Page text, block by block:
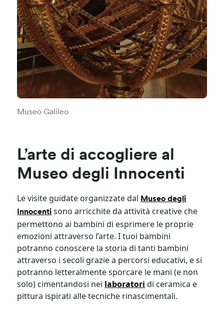
Museo Galileo
L’arte di accogliere al
Museo degli Innocenti
Le visite guidate organizzate dal Museo degli
Innocenti sono arricchite da attività creative che
permettono ai bambini di esprimere le proprie
emozioni attraverso l’arte. I tuoi bambini
potranno conoscere la storia di tanti bambini
attraverso i secoli grazie a percorsi educativi, e si
potranno letteralmente sporcare le mani (e non
solo) cimentandosi nei laboratori di ceramica e
pittura ispirati alle tecniche rinascimentali.